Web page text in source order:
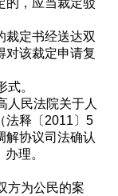
的，应当裁定驳
裁定书经送达双
对该裁定申请复
。
人民法院关于人
法释〔2011〕5
解协议司法确认
理。
方为公民的案